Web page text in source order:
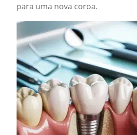
para uma nova coroa.